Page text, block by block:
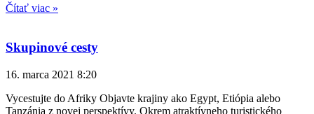
Čítať viac »
Skupinové cesty
16. marca 2021 8:20
Vycestujte do Afriky Objavte krajiny ako Egypt, Etiópia alebo
Tanzánia z novej perspektívy. Okrem atraktívneho turistického